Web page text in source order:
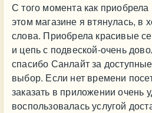
С того момента как
этом магазине я втянулась, в
слова. Приобрела красивые
и цепь с подвеской-очень
спасибо Санлайт за
выбор. Если нет времени
заказать в приложении очень
воспользовалась услугой